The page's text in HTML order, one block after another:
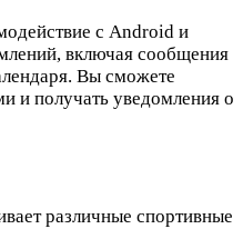
с Android и
включая сообщения
Вы сможете
и получать уведомления о
различные спортивные